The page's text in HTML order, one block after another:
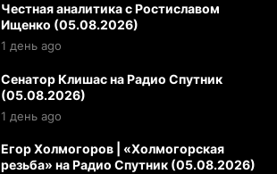
Честная аналитика с Ростиславом
Ищенко (05.08.2026)
1 день ago
Сенатор Клишас на Радио Спутник
(05.08.2026)
1 день ago
Егор Холмогоров | «Холмогорская
резьба» на Радио Спутник (05.08.2026)